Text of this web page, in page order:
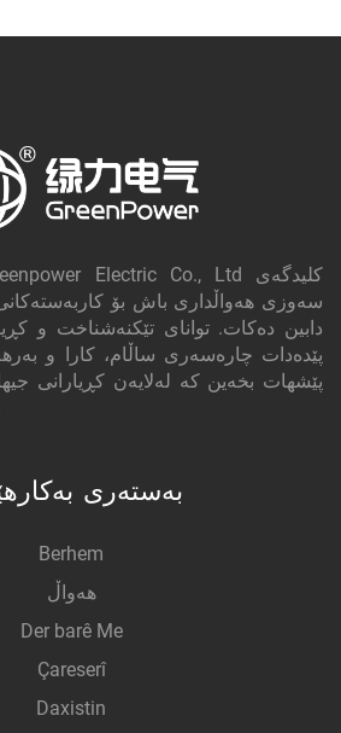
سەوزی هەواڵداری باش بۆ
دابین دەکات. توانای تێکنەشناخت و
پێدەدات چارەسەری ساڵام، کارا و
پێشهات بخەین کە لەلایەن کڕیارانی
بەستەری
Berhem
هەواڵ
Der barê Me
Çareserî
Daxistin